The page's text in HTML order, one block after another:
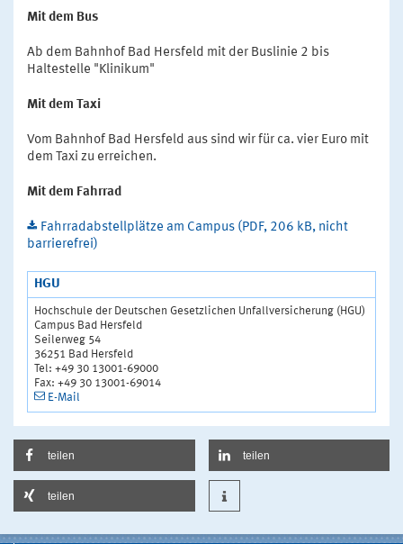
Mit dem Bus
Ab dem Bahnhof Bad Hersfeld mit der Buslinie 2 bis
Haltestelle "Klinikum"
Mit dem Taxi
Vom Bahnhof Bad Hersfeld aus sind wir für ca. vier Euro mit
dem Taxi zu erreichen.
Mit dem Fahrrad
Fahrradabstellplätze am Campus (PDF, 206 kB, nicht
barrierefrei)
HGU
Hochschule der Deutschen Gesetzlichen Unfallversicherung (HGU)
Campus Bad Hersfeld
Seilerweg 54
36251 Bad Hersfeld
Tel: +49 30 13001-69000
Fax: +49 30 13001-69014
E-Mail
teilen teilen
teilen